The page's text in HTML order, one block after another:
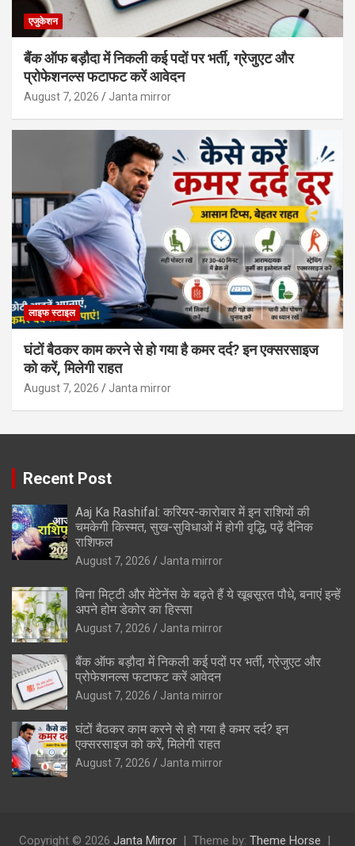
एजुकेशन
बैंक ऑफ बड़ौदा में निकली कई पदों पर भर्ती, ग्रेजुएट और
प्रोफेशनल्स फटाफट करें आवेदन
August 7, 2026 Janta mirror
लाइफ स्टाइल
घंटों बैठकर काम करने से हो गया है कमर दर्द? इन एक्सरसाइज
को करें, मिलेगी राहत
August 7, 2026 Janta mirror
Recent Post
Aaj Ka Rashifal: करियर-कारोबार में इन राशियों की
चमकेगी किस्मत, सुख-सुविधाओं में होगी वृद्धि, पढ़ें दैनिक
राशिफल
August 7, 2026 Janta mirror
बिना मिट्टी और मेंटेनेंस के बढ़ते हैं ये खूबसूरत पौधे, बनाएं इन्‍हें
अपने होम डेकोर का हिस्‍सा
August 7, 2026 Janta mirror
बैंक ऑफ बड़ौदा में निकली कई पदों पर भर्ती, ग्रेजुएट और
प्रोफेशनल्स फटाफट करें आवेदन
August 7, 2026 Janta mirror
घंटों बैठकर काम करने से हो गया है कमर दर्द? इन
एक्सरसाइज को करें, मिलेगी राहत
August 7, 2026 Janta mirror
Copyright © 2026 Janta Mirror Theme by: Theme Horse